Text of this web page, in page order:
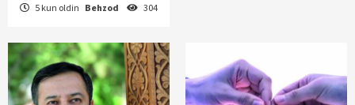
5 kun oldin Behzod 304